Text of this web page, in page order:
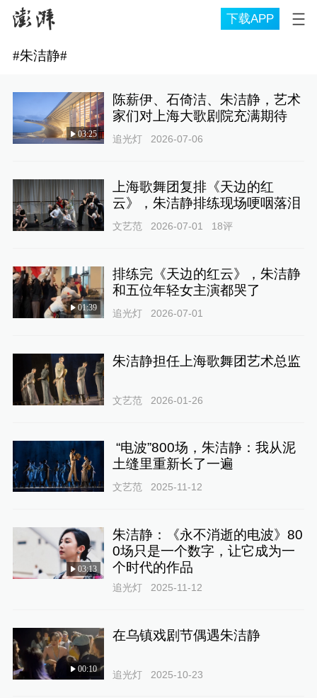
下载APP
#朱洁静#
03:25
陈薪伊、石倚洁、朱洁静，艺术
家们对上海大歌剧院充满期待
追光灯 2026-07-06
上海歌舞团复排《天边的红
云》，朱洁静排练现场哽咽落泪
文艺范 2026-07-01 18评
01:39
排练完《天边的红云》，朱洁静
和五位年轻女主演都哭了
追光灯 2026-07-01
朱洁静担任上海歌舞团艺术总监
文艺范 2026-01-26
“电波”800场，朱洁静：我从泥
土缝里重新长了一遍
文艺范 2025-11-12
03:13
朱洁静：《永不消逝的电波》80
0场只是一个数字，让它成为一
个时代的作品
追光灯 2025-11-12
00:10
在乌镇戏剧节偶遇朱洁静
追光灯 2025-10-23